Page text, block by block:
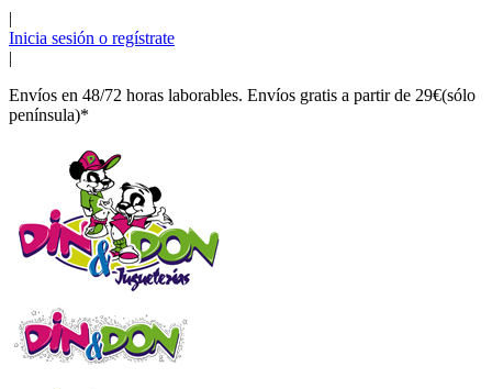
|
Inicia sesión o regístrate
|
Envíos en 48/72 horas laborables. Envíos gratis a partir de 29€(sólo
península)*